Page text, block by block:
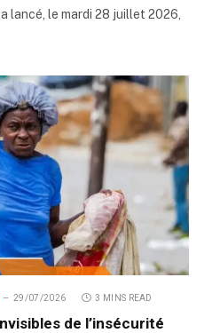
lancé, le mardi 28 juillet 2026,
29/07/2026 3 MINS READ
de l’insécurité